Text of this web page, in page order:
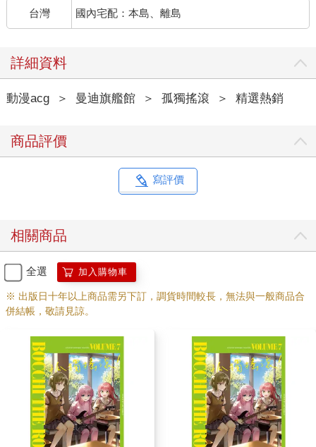
台灣 國內宅配：本島、離島
詳細資料
動漫acg ＞ 曼迪旗艦館 ＞ 孤獨搖滾 ＞ 精選熱銷
商品評價
寫評價
相關商品
全選 加入購物車
※ 出版日十年以上商品需另下訂，調貨時間較長，無法與一般商品合
併結帳，敬請見諒。